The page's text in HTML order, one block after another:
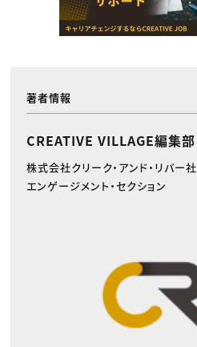
著者情報
CREATIVE VILLAGE編集部
株式会社クリーク・アンド・リバー社
エンゲージメント・セクション